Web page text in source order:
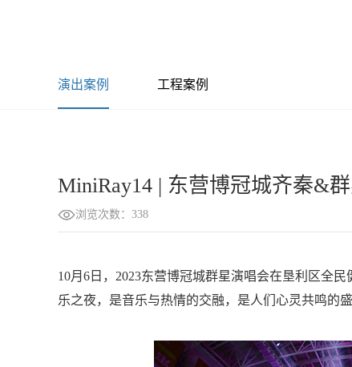
演出案例 工程案例
MiniRay14 | 东营博冠城齐秦&
浏览次数：338
10月6日，2023东营博冠城群星演唱会在垦利区全
乐之夜，是音乐与热情的交融，是人们心灵共鸣的盛